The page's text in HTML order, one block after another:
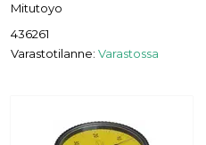
Mitutoyo
436261
Varastotilanne: Varastossa